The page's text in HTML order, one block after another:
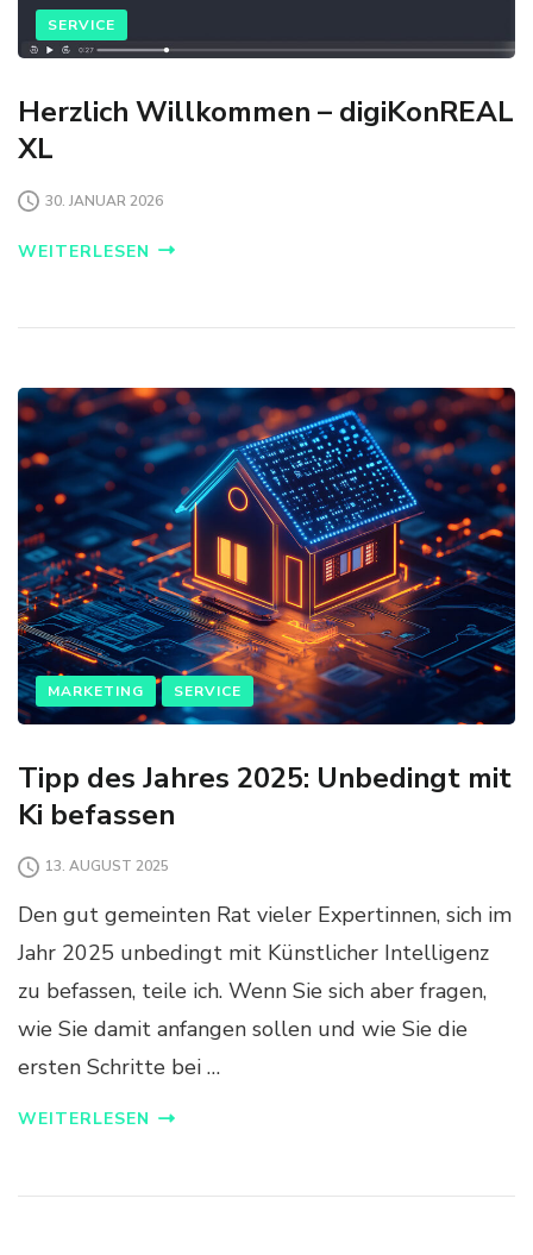
SERVICE
Herzlich Willkommen – digiKonREAL
XL
30. JANUAR 2026
WEITERLESEN
MARKETING SERVICE
Tipp des Jahres 2025: Unbedingt mit
Ki befassen
13. AUGUST 2025
Den gut gemeinten Rat vieler Expertinnen, sich im
Jahr 2025 unbedingt mit Künstlicher Intelligenz
zu befassen, teile ich. Wenn Sie sich aber fragen,
wie Sie damit anfangen sollen und wie Sie die
ersten Schritte bei …
WEITERLESEN